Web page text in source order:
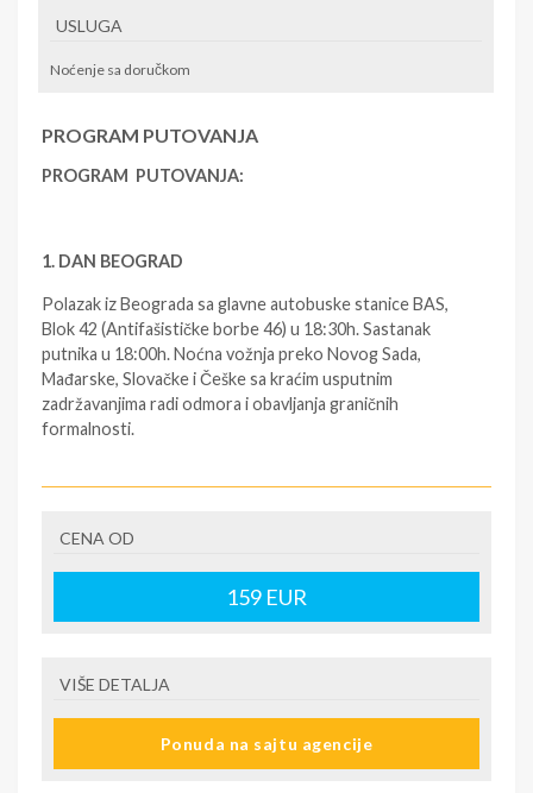
USLUGA
Noćenje sa doručkom
PROGRAM PUTOVANJA
PROGRAM PUTOVANJA:
1. DAN BEOGRAD
Polazak iz Beograda sa glavne autobuske stanice BAS,
Blok 42 (Antifašističke borbe 46) u 18:30h. Sastanak
putnika u 18:00h. Noćna vožnja preko Novog Sada,
Mađarske, Slovačke i Češke sa kraćim usputnim
zadržavanjima radi odmora i obavljanja graničnih
formalnosti.
Orloj… Slobodno vreme i preporuka vodiča gde probati
hotel.Noćenje.
3.DAN PRAG -DREZDEN
CENA OD
159 EUR
VIŠE DETALJA
Ponuda na sajtu agencije